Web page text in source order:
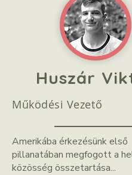
Huszár
Működési Vezető
Amerikába érkezésünk első
pillanatában megfogott a
közösség összetartása...